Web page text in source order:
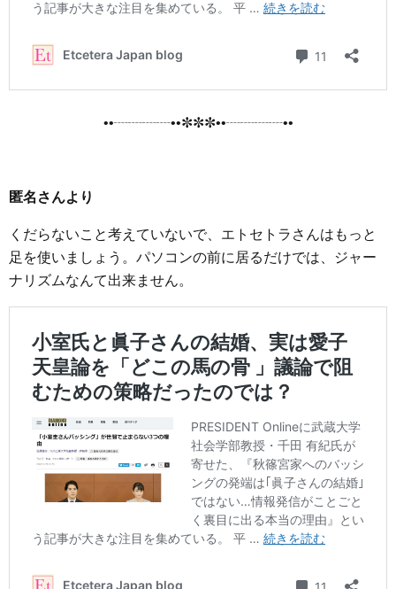
••┈┈┈┈••✼✼✼••┈┈┈┈••
匿名さんより
くだらないこと考えていないで、エトセトラさんはもっと
足を使いましょう。パソコンの前に居るだけでは、ジャー
ナリズムなんて出来ません。